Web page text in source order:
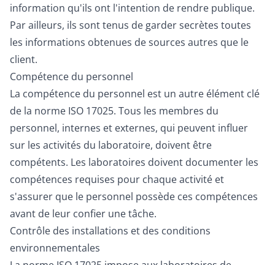
information qu'ils ont l'intention de rendre publique.
Par ailleurs, ils sont tenus de garder secrètes toutes
les informations obtenues de sources autres que le
client.
Compétence du personnel
La compétence du personnel est un autre élément clé
de la norme ISO 17025. Tous les membres du
personnel, internes et externes, qui peuvent influer
sur les activités du laboratoire, doivent être
compétents. Les laboratoires doivent documenter les
compétences requises pour chaque activité et
s'assurer que le personnel possède ces compétences
avant de leur confier une tâche.
Contrôle des installations et des conditions
environnementales